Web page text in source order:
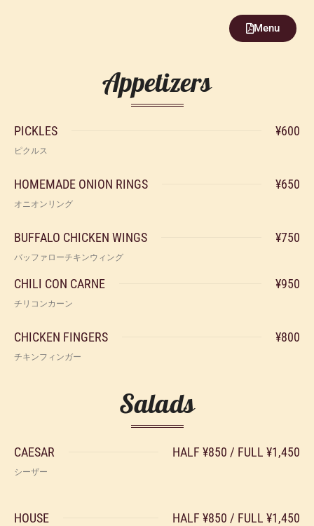
To Go
Careers
Contact
Menu
Appetizers
PICKLES ¥600
ピクルス
HOMEMADE ONION RINGS ¥650
オニオンリング
BUFFALO CHICKEN WINGS ¥750
バッファローチキンウィング
CHILI CON CARNE ¥950
チリコンカーン
CHICKEN FINGERS ¥800
チキンフィンガー
Salads
CAESAR HALF ¥850 / FULL ¥1,450
シーザー
HOUSE HALF ¥850 / FULL ¥1,450